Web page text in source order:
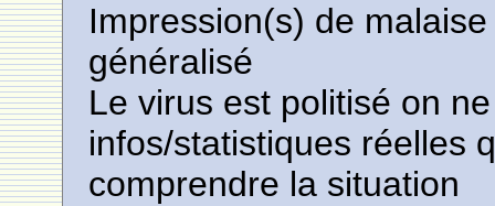
Impression(s) de
généralisé
Le virus est politisé on
infos/statistiques réelles
comprendre la situation